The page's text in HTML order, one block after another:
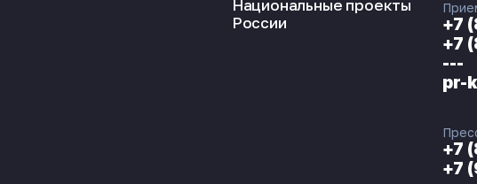
Национальные проекты
России
+7
+7
---
pr-
+7
+7